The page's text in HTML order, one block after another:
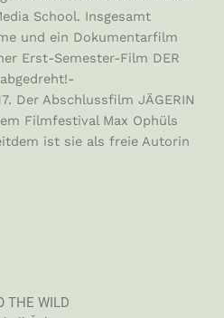
School. Insgesamt
und ein Dokumentarfilm
Erst-Semester-Film DER
Der Abschlussfilm JÄGERIN
Filmfestival Max Ophüls
ist sie als freie Autorin
THE WILD